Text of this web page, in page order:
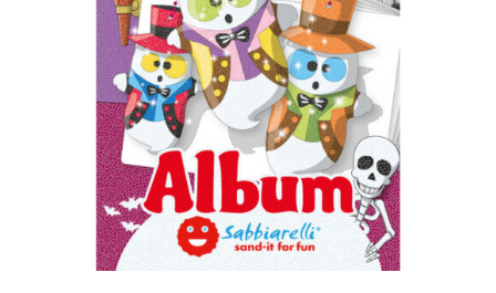
AGGIUNGI AL CARRELLO
/
DETTAGLI